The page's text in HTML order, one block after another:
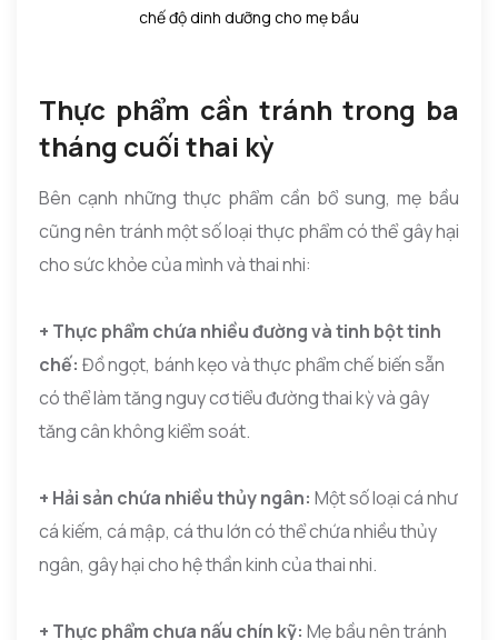
chế độ dinh dưỡng cho mẹ bầu
Thực phẩm cần tránh trong ba
tháng cuối thai kỳ
Bên cạnh những thực phẩm cần bổ sung, mẹ bầu
cũng nên tránh một số loại thực phẩm có thể gây hại
cho sức khỏe của mình và thai nhi:
+ Thực phẩm chứa nhiều đường và tinh bột tinh
chế: Đồ ngọt, bánh kẹo và thực phẩm chế biến sẵn
có thể làm tăng nguy cơ tiểu đường thai kỳ và gây
tăng cân không kiểm soát.
+ Hải sản chứa nhiều thủy ngân: Một số loại cá như
cá kiếm, cá mập, cá thu lớn có thể chứa nhiều thủy
ngân, gây hại cho hệ thần kinh của thai nhi.
+ Thực phẩm chưa nấu chín kỹ: Mẹ bầu nên tránh